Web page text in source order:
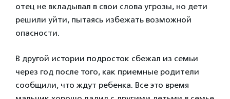
отец не вкладывал в свои слова угрозы, но дети
решили уйти, пытаясь избежать возможной
опасности.
В другой истории подросток сбежал из семьи
через год после того, как приемные родители
сообщили, что ждут ребенка. Все это время